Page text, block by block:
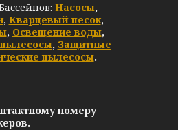
Насосы,
, Кварцевый песок,
, Освещение воды,
, Защитные
пылесосы.
номеру